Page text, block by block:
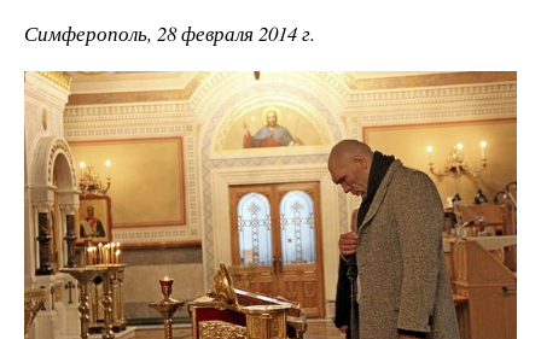
Симферополь, 28 февраля 2014 г.